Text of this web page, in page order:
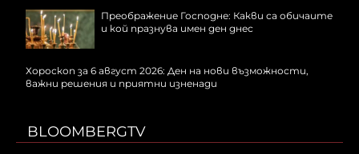
Преображение Господне: Какви са обичаите
и кой празнува имен ден днес
Хороскоп за 6 август 2026: Ден на нови възможности,
важни решения и приятни изненади
BLOOMBERGTV